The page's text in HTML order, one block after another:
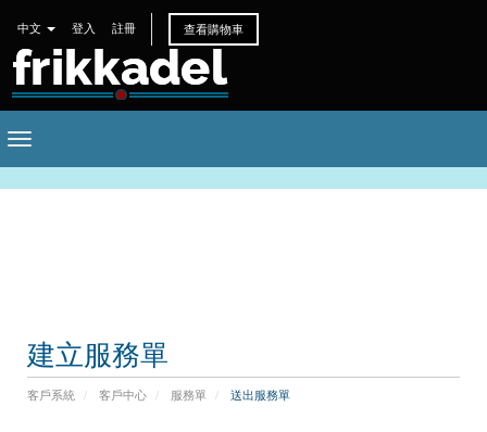
中文 登入 註冊 查看購物車
Toggle
navigation
建立服務單
客戶系統 客戶中心 服務單 送出服務單